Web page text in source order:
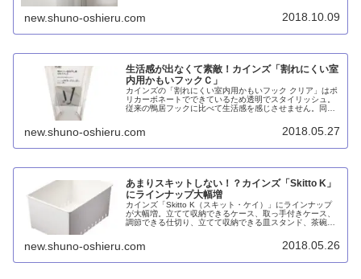
new.shuno-oshieru.com 2018.10.09
生活感が出なくて素敵！カインズ「割れにくい室
内用かもいフックＣ」
カインズの「割れにくい室内用かもいフック クリア」はポ
リカーボネートでできているため透明でスタイリッシュ。
従来の鴨居フックに比べて生活感を感じさせません。同じ
new.shuno-oshieru.com 2018.05.27
あまりスキットしない！？カインズ「Skitto K」
にラインナップ大幅増
カインズ「Skitto K（スキット・ケイ）」にラインナップ
が大幅増。立てて収納できるケース、取っ手付きケース、
調節できる仕切り、立てて収納できる皿スタンド、茶碗ス
new.shuno-oshieru.com 2018.05.26